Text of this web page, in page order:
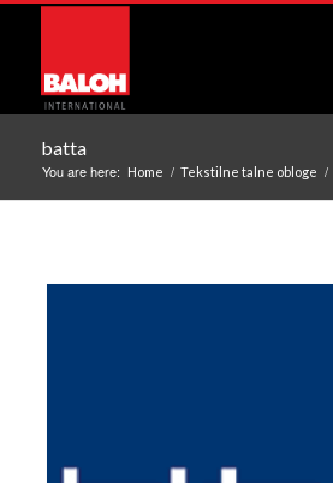
batta
You are here: Home / Tekstilne talne obloge /